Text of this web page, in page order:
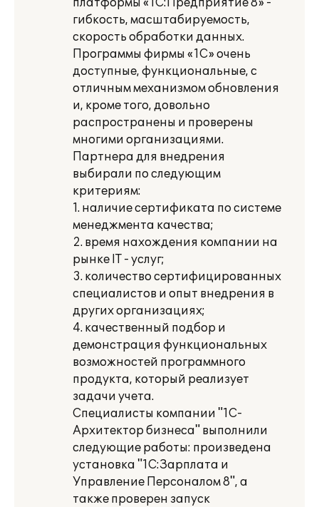
платформы «1С:Предприятие 8» -
гибкость, масштабируемость,
скорость обработки данных.
Программы фирмы «1С» очень
доступные, функциональные, с
отличным механизмом обновления
и, кроме того, довольно
распространены и проверены
многими организациями.
Партнера для внедрения
выбирали по следующим
критериям:
1. наличие сертификата по системе
менеджмента качества;
2. время нахождения компании на
рынке IT - услуг;
3. количество сертифицированных
специалистов и опыт внедрения в
других организациях;
4. качественный подбор и
демонстрация функциональных
возможностей программного
продукта, который реализует
задачи учета.
Специалисты компании "1С-
Архитектор бизнеса" выполнили
следующие работы: произведена
установка "1С:Зарплата и
Управление Персоналом 8", а
также проверен запуск